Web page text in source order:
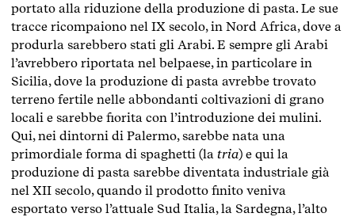
portato alla riduzione della produzione di pasta. Le sue
tracce ricompaiono nel IX secolo, in Nord Africa, dove a
produrla sarebbero stati gli Arabi. E sempre gli Arabi
l’avrebbero riportata nel belpaese, in particolare in
Sicilia, dove la produzione di pasta avrebbe trovato
terreno fertile nelle abbondanti coltivazioni di grano
locali e sarebbe fiorita con l’introduzione dei mulini.
Qui, nei dintorni di Palermo, sarebbe nata una
primordiale forma di spaghetti (la tria) e qui la
produzione di pasta sarebbe diventata industriale già
nel XII secolo, quando il prodotto finito veniva
esportato verso l’attuale Sud Italia, la Sardegna, l’alto